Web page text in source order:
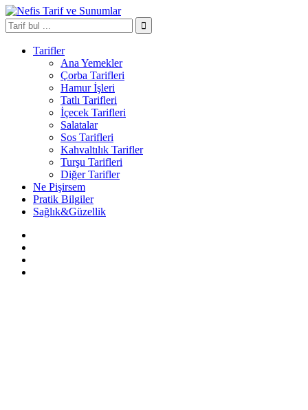
Tarifler
Ana Yemekler
Çorba Tarifleri
Hamur İşleri
Tatlı Tarifleri
İçecek Tarifleri
Salatalar
Sos Tarifleri
Kahvaltılık Tarifler
Turşu Tarifleri
Diğer Tarifler
Ne Pişirsem
Pratik Bilgiler
Sağlık&Güzellik